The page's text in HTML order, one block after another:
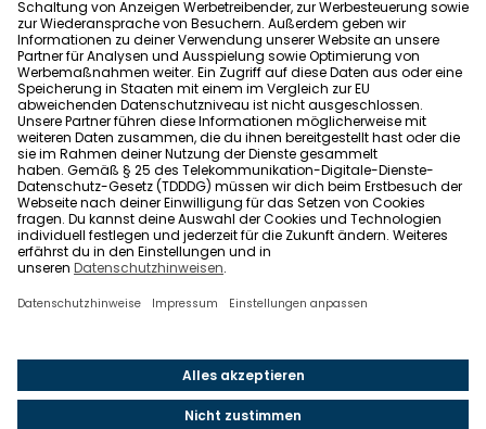
Barrierefreiheit
Wohnglück folgen
Wohnglück.de ist ein Service der Impleco GmbH,
Berlin. © 2021-2026 Impleco GmbH. Alle Rechte